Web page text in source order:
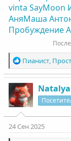
vinta SayMoon
АняМаша
Пробуждение
Р
е
а
к
ц
и
и
:
Пианист,
24 Сен 2025